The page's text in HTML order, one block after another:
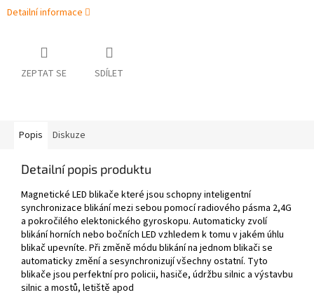
Detailní informace
ZEPTAT SE SDÍLET
Popis Diskuze
Detailní popis produktu
Magnetické LED blikače které jsou schopny inteligentní
synchronizace blikání mezi sebou pomocí radiového pásma 2,4G
a pokročilého elektonického gyroskopu. Automaticky zvolí
blikání horních nebo bočních LED vzhledem k tomu v jakém úhlu
blikač upevníte. Při změně módu blikání na jednom blikači se
automaticky změní a sesynchronizují všechny ostatní. Tyto
blikače jsou perfektní pro policii, hasiče, údržbu silnic a výstavbu
silnic a mostů, letiště apod